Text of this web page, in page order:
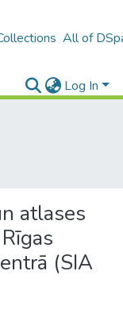
All of
Log In
atlases
(SIA